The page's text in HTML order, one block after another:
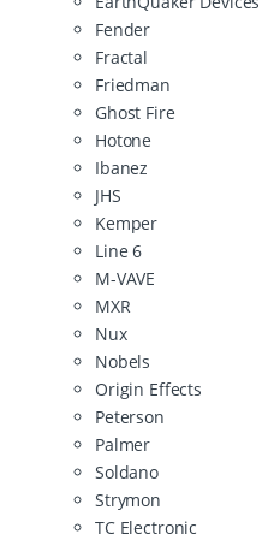
Fender
Fractal
Friedman
Ghost Fire
Hotone
Ibanez
JHS
Kemper
Line 6
M-VAVE
MXR
Nux
Nobels
Origin Effects
Peterson
Palmer
Soldano
Strymon
TC Electronic